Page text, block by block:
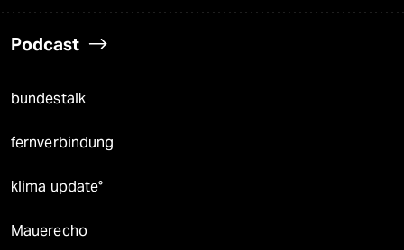
Podcast
bundestalk
fernverbindung
klima update°
Mauerecho